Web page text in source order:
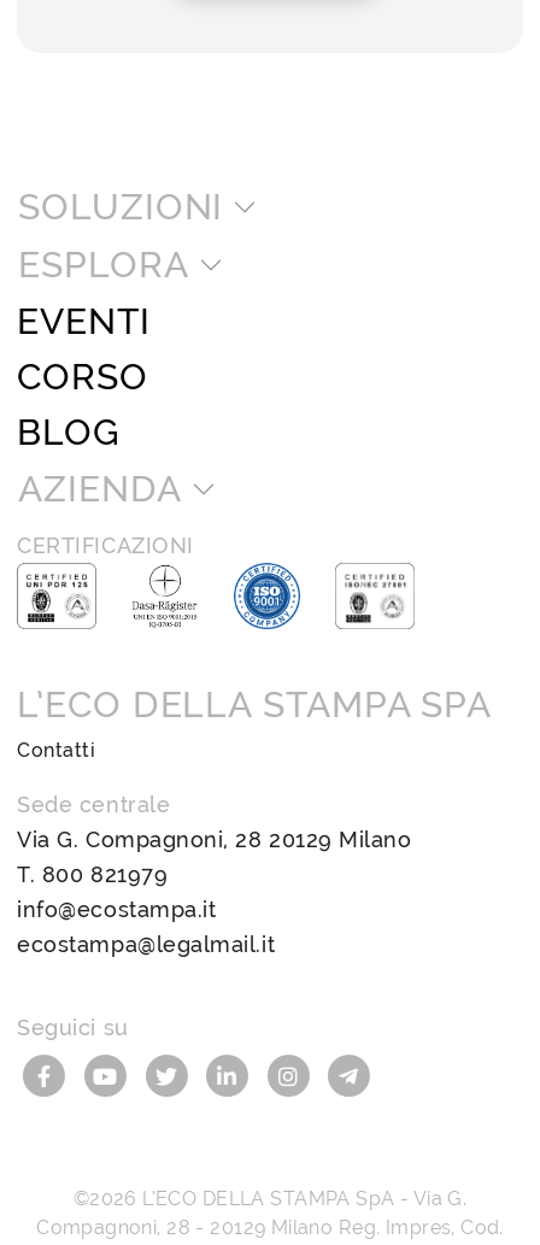
SOLUZIONI
ESPLORA
EVENTI
CORSO
BLOG
AZIENDA
CERTIFICAZIONI
L’ECO DELLA STAMPA SPA
Contatti
Sede centrale
Via G. Compagnoni, 28 20129 Milano
T. 800 821979
info@ecostampa.it
ecostampa@legalmail.it
Seguici su
©2026 L’ECO DELLA STAMPA SpA - Via G.
Compagnoni, 28 - 20129 Milano Reg. Impres, Cod.